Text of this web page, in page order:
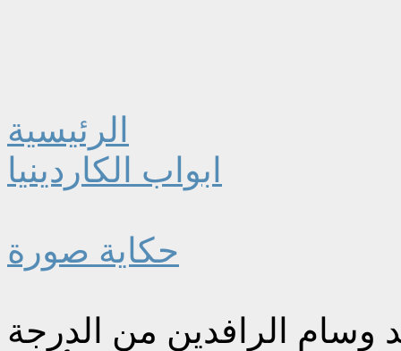
الرئيسية
ابواب الكاردينيا
حكاية صورة
وسام الرافدين من الدرجة